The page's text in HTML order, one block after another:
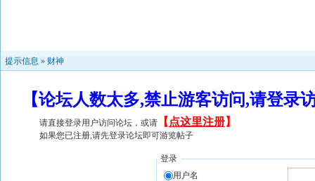
提示信息 » 财神
【论坛人数太多,禁止游客访问,请登
请直接登录用户访问论坛，或请 【 点这里注册】
如果您已注册,请先登录论坛即可游览帖子
登录
用户名